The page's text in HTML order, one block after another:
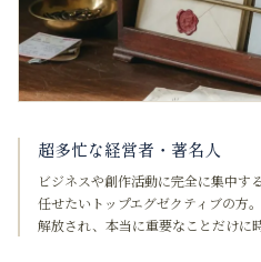
超多忙な経営者・著名人
ビジネスや創作活動に完全に集中す
任せたいトップエグゼクティブの方
解放され、本当に重要なことだけに